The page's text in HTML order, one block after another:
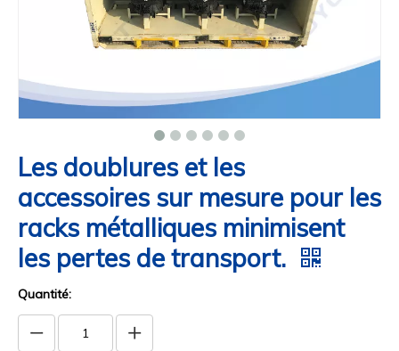
Les doublures et les
accessoires sur mesure pour les
racks métalliques minimisent
les pertes de transport.
Quantité: